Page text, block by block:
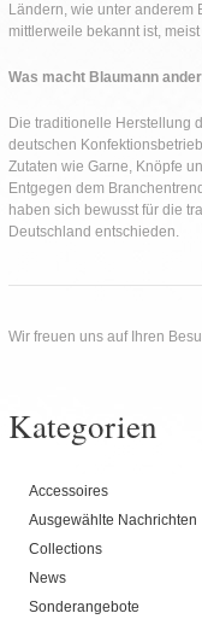
Ländern, wie unter anderem
mittlerweile bekannt ist,
Was macht Blaumann
Die traditionelle Herstellung
deutschen
Zutaten wie Garne, Knöpfe
Entgegen dem
haben sich bewusst für die
Deutschland entschieden.
Wir freuen uns auf Ihren
Kategorien
Accessoires
Ausgewählte Nachrichten
Collections
News
Sonderangebote